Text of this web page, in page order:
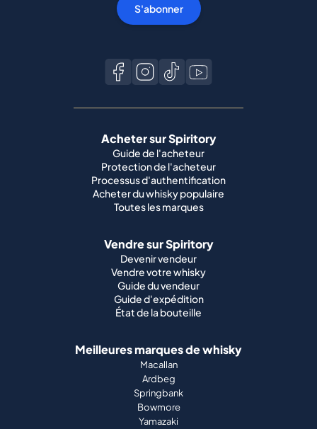
S'abonner
Acheter sur Spiritory
Guide de l'acheteur
Protection de l'acheteur
Processus d'authentification
Acheter du whisky populaire
Toutes les marques
Vendre sur Spiritory
Devenir vendeur
Vendre votre whisky
Guide du vendeur
Guide d'expédition
État de la bouteille
Meilleures marques de whisky
Macallan
Ardbeg
Springbank
Bowmore
Yamazaki